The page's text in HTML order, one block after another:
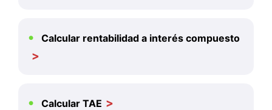
Calcular rentabilidad a interés compuesto
Calcular TAE